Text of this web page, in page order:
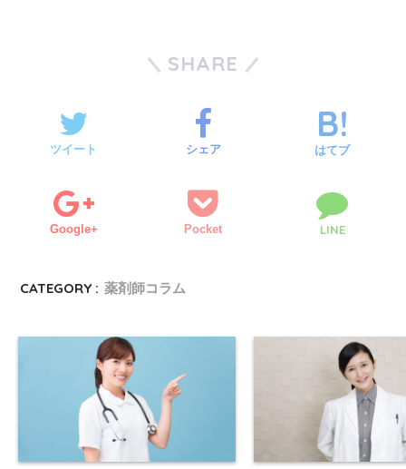
SHARE
ツイート シェア はてブ
Google+ Pocket LINE
CATEGORY : 薬剤師コラム